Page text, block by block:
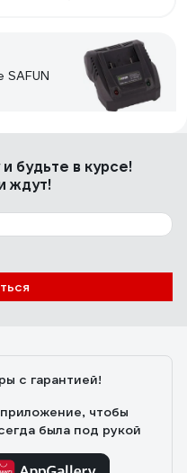
Li-Ion, 2 Ач
акции 1100 рублей
все отлично
Makita
все виды самых
оповещение,
тактов.
и будьте в курсе!
ждут!
с гарантией!
чтобы
была под рукой